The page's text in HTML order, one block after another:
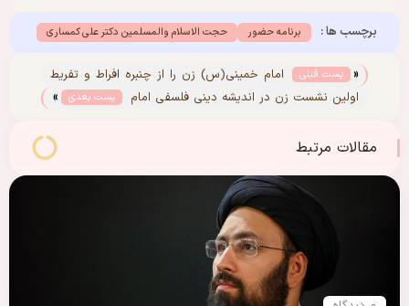
برچسب ها : برنامه حضور حجت الاسلام والمسلمین دکتر علی کمساری
« پست قبلی
امام خمینی(س) زن را از چنبره افراط و تفریط
نجات داد
اولین نشست زن در اندیشه دینی فلسفی امام
پست بعدی »
مقالات مرتبط